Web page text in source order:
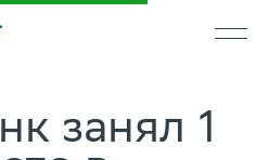
занял 1